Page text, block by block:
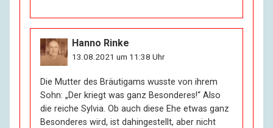
Hanno Rinke
13.08.2021 um 11:38 Uhr
Die Mutter des Bräutigams wusste von ihrem
Sohn: „Der kriegt was ganz Besonderes!“ Also
die reiche Sylvia. Ob auch diese Ehe etwas ganz
Besonderes wird, ist dahingestellt, aber nicht